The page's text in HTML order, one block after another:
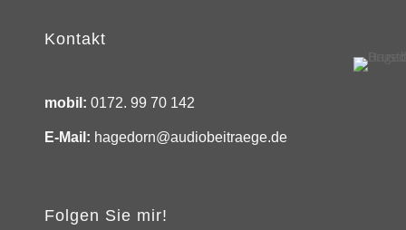
Kontakt
mobil: 0172. 99 70 142
E-Mail: hagedorn@audiobeitraege.de
Folgen Sie mir!